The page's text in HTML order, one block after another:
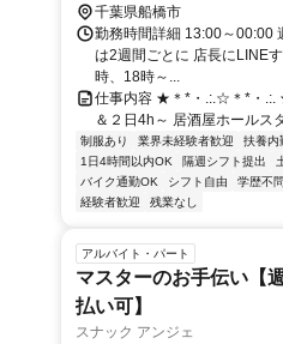
千葉県船橋市
勤務時間詳細 13:00～00:00
は2週間ごとに 店長にLINE
時、18時～...
仕事内容 ★＊*・.:.☆＊*・.:.
＆２日4h～ 居酒屋ホール
制服あり 業界未経験者歓迎 扶養内
1日4時間以内OK
隔週シフト提出
バイク通勤OK
シフト自由 学歴不問
経験者歓迎
残業なし
アルバイト・パート
マスターのお手伝い【
払い可】
スナック アンジェ